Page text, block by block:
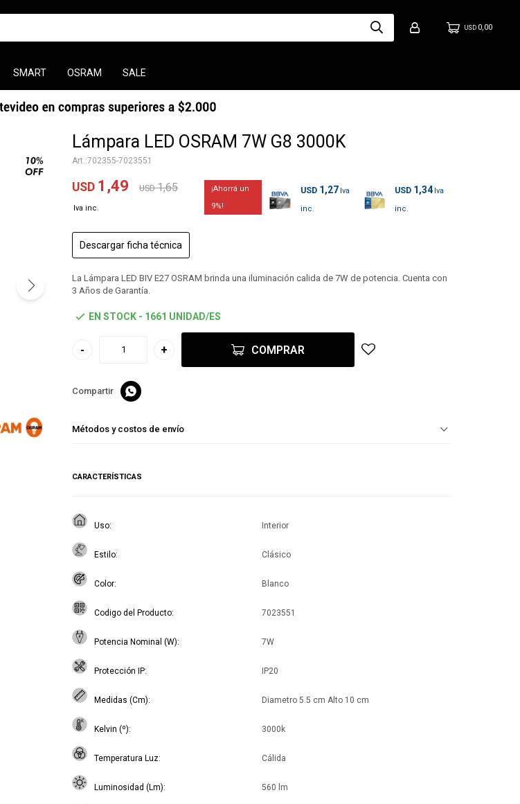
SMART OSRAM SALE
USD 0,00
Lámpara LED OSRAM 7W G8 3000K
702355-7023551
USD 1,49 USD 1,65
9
USD 1,27 USD 1,34
Descargar ficha técnica
La Lámpara LED BIV E27 OSRAM brinda una iluminación calida de 7W de potencia. Cuenta con
3 Años de Garantía.
EN STOCK - 1661 UNIDAD/ES
- + COMPRAR

Métodos y costos de envío
CARACTERÍSTICAS
Uso Interior
Estilo Clásico
Color Blanco
Codigo del Producto 7023551
Potencia Nominal (W) 7W
Protección IP IP20
Medidas (Cm) Diametro 5.5 cm Alto 10 cm
Kelvin (º) 3000k
Temperatura Luz Cálida
Luminosidad (Lm) 560 lm